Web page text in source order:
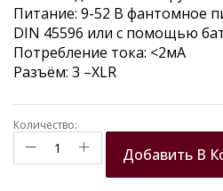
Питание: 9-52 В фантомное
DIN 45596 или с помощью
Потребление тока: <2мА
Разъём: 3 –XLR
Количество:
Добавить В